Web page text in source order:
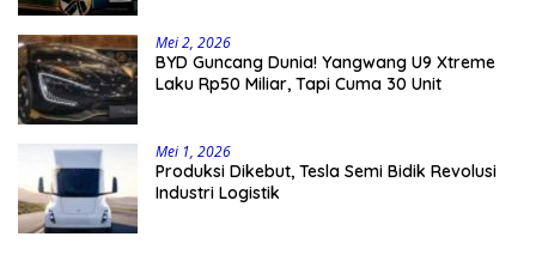
Mei 2, 2026
BYD Guncang Dunia! Yangwang U9 Xtreme
Laku Rp50 Miliar, Tapi Cuma 30 Unit
Mei 1, 2026
Produksi Dikebut, Tesla Semi Bidik Revolusi
Industri Logistik